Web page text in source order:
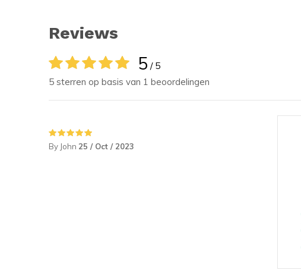
Reviews
5 / 5
5 sterren op basis van 1 beoordelingen
By John 25 / Oct / 2023